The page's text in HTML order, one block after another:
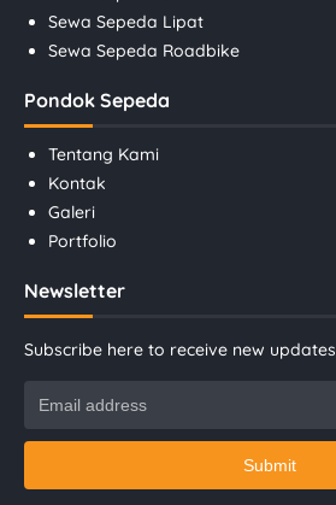
Sewa Sepeda Lipat
Sewa Sepeda Roadbike
Pondok Sepeda
Tentang Kami
Kontak
Galeri
Portfolio
Newsletter
Subscribe here to receive new updates